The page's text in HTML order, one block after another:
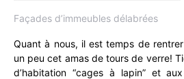
Façades d’immeubles délabrées
Quant à nous, il est temps de
un peu cet amas de tours de verre!
d’habitation “cages à lapin” et